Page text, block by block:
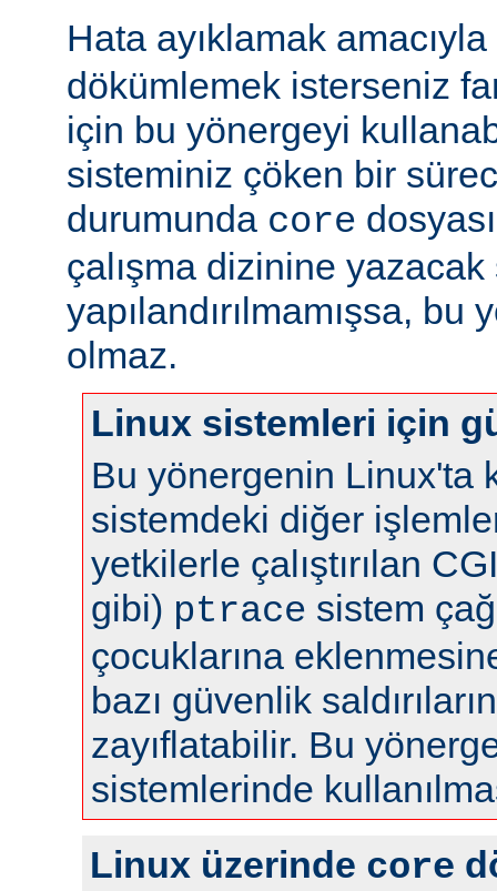
Hata ayıklamak
dökümlemek isterseniz
için bu yönergeyi
sisteminiz çöken bir
durumunda core
çalışma dizinine
yapılandırılmamışsa,
olmaz.
Linux sistemleri için
Bu yönergenin Linux'ta
sistemdeki diğer
yetkilerle çalıştırılan
gibi) ptrace sistem
çocuklarına
bazı güvenlik
zayıflatabilir. Bu
sistemlerinde
Linux üzerinde core